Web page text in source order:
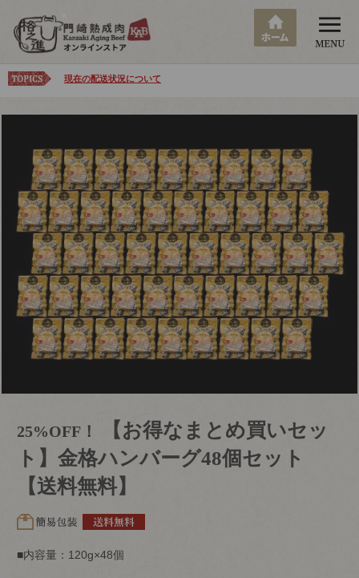
現在の配送状況について
25%OFF！
【お得なまとめ買いセッ
ト】金格ハンバーグ48個セット
【送料無料】
■内容量：120g×48個